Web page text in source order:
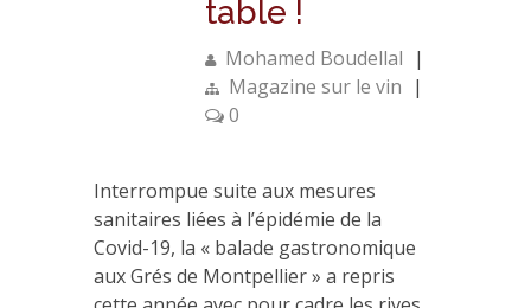
table !
Mohamed Boudellal |
Magazine sur le vin |
0
Interrompue suite aux mesures
sanitaires liées à l’épidémie de la
Covid-19, la « balade gastronomique
aux Grés de Montpellier » a repris